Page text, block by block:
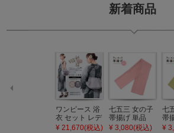
新着商品
ワンピース 浴
衣 セット レデ
ィース 吸水速
¥ 21,670(税込)
七五三 女の子
帯揚げ 単品
「灰桃色」日
¥ 3,080(税込)
七
帯
「
¥